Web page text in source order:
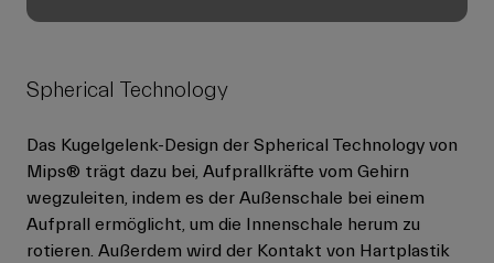
Spherical Technology
Das Kugelgelenk-Design der Spherical Technology von
Mips® trägt dazu bei, Aufprallkräfte vom Gehirn
wegzuleiten, indem es der Außenschale bei einem
Aufprall ermöglicht, um die Innenschale herum zu
rotieren. Außerdem wird der Kontakt von Hartplastik